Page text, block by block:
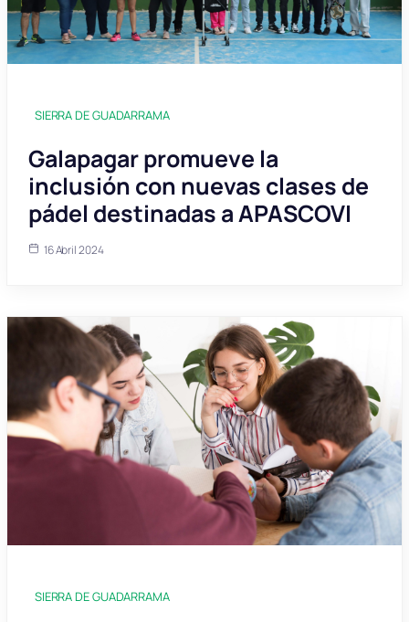
SIERRA DE GUADARRAMA
Galapagar promueve la
inclusión con nuevas clases de
pádel destinadas a APASCOVI
16 Abril 2024
SIERRA DE GUADARRAMA